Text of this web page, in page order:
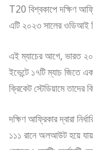
T20 বিশ্বকাপে দক্ষিণ
এটি ২০২৩ সালের ওডিআই
এই ম্যাচের আগে, ভারত
ইভেন্টে ১৭টি ম্যাচ জিতে
ক্রিকেট স্টেডিয়ামে তাদের
দক্ষিণ আফ্রিকার দ্বারা
১১১ রানে অলআউট হয়ে